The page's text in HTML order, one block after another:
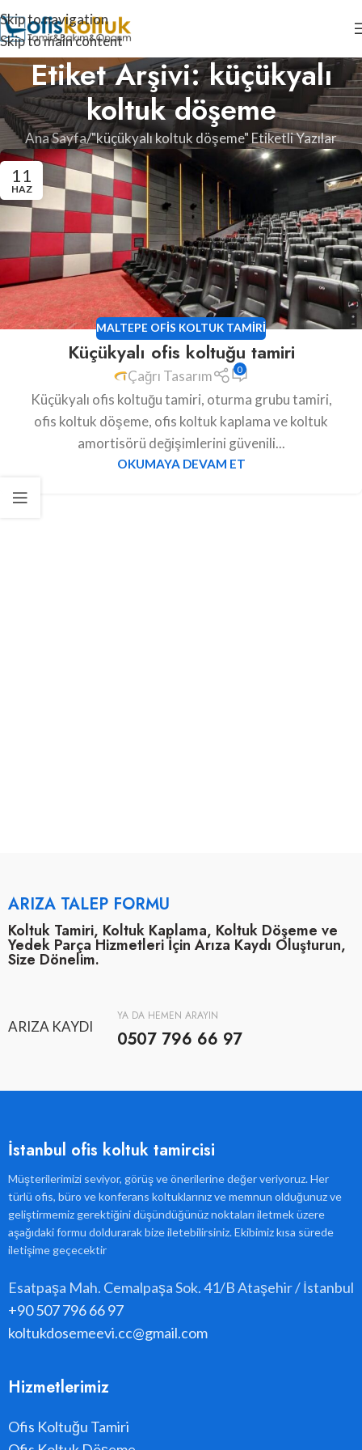
Skip to navigation
Skip to main content
Etiket Arşivi: küçükyalı
koltuk döşeme
Ana Sayfa "küçükyalı koltuk döşeme" Etiketli Yazılar
11
HAZ
MALTEPE OFIS KOLTUK TAMIRI
Küçükyalı ofis koltuğu tamiri
Çağrı Tasarım 0
Küçükyalı ofis koltuğu tamiri, oturma grubu tamiri,
ofis koltuk döşeme, ofis koltuk kaplama ve koltuk
amortisörü değişimlerini güvenili...
OKUMAYA DEVAM ET
ARIZA TALEP FORMU
Koltuk Tamiri, Koltuk Kaplama, Koltuk Döşeme ve
Yedek Parça Hizmetleri İçin Arıza Kaydı Oluşturun,
Size Dönelim.
ARIZA KAYDI
YA DA HEMEN ARAYIN
0507 796 66 97
İstanbul ofis koltuk tamircisi
Müşterilerimizi seviyor, görüş ve önerilerine değer veriyoruz. Her
türlü ofis, büro ve konferans koltuklarınız ve memnun olduğunuz ve
geliştirmemiz gerektiğini düşündüğünüz noktaları iletmek üzere
aşağıdaki formu doldurarak bize iletebilirsiniz. Ekibimiz kısa sürede
iletişime geçecektir
Esatpaşa Mah. Cemalpaşa Sok. 41/B Ataşehir / İstanbul
+90 507 796 66 97
koltukdosemeevi.cc@gmail.com
Hizmetlerimiz
Ofis Koltuğu Tamiri